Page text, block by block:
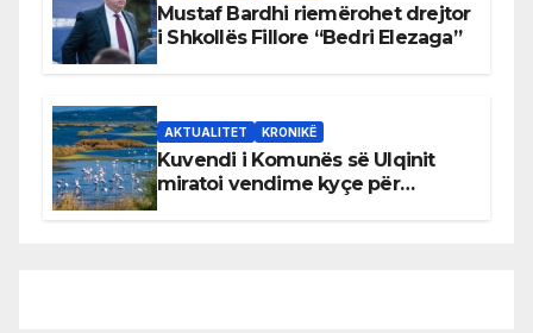
Mustaf Bardhi riemërohet drejtor
i Shkollës Fillore “Bedri Elezaga”
AKTUALITET KRONIKË
Kuvendi i Komunës së Ulqinit
miratoi vendime kyçe për